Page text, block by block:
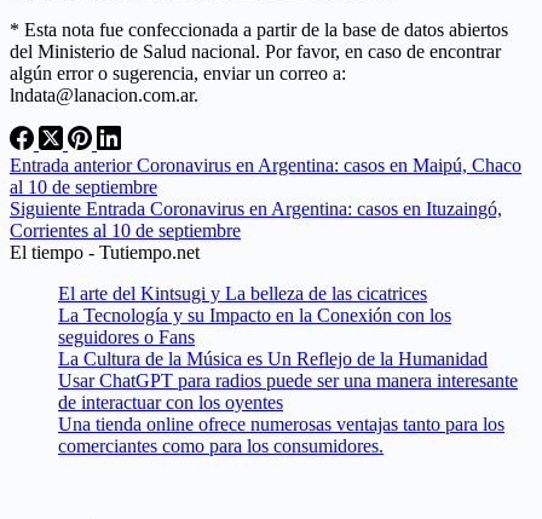
* Esta nota fue confeccionada a partir de la base de datos abiertos
del Ministerio de Salud nacional. Por favor, en caso de encontrar
algún error o sugerencia, enviar un correo a:
lndata@lanacion.com.ar.
Entrada anteriorCoronavirus en Argentina: casos en Maipú, Chaco
al 10 de septiembre
Siguiente Entrada Coronavirus en Argentina: casos en Ituzaingó,
Corrientes al 10 de septiembre
El tiempo - Tutiempo.net
El arte del Kintsugi y La belleza de las cicatrices
La Tecnología y su Impacto en la Conexión con los
seguidores o Fans
La Cultura de la Música es Un Reflejo de la Humanidad
Usar ChatGPT para radios puede ser una manera interesante
de interactuar con los oyentes
Una tienda online ofrece numerosas ventajas tanto para los
comerciantes como para los consumidores.